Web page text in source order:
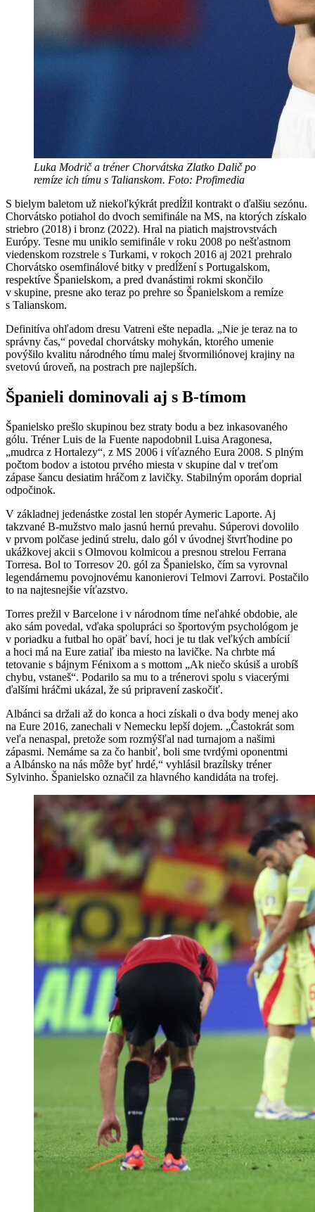
Luka Modrič a tréner Chorvátska Zlatko Dalič po
remíze ich tímu s Talianskom. Foto: Profimedia
S bielym baletom už niekoľkýkrát predĺžil kontrakt o ďalšiu sezónu.
Chorvátsko potiahol do dvoch semifinále na MS, na ktorých získalo
striebro (2018) i bronz (2022). Hral na piatich majstrovstvách
Európy. Tesne mu uniklo semifinále v roku 2008 po nešťastnom
viedenskom rozstrele s Turkami, v rokoch 2016 aj 2021 prehralo
Chorvátsko osemfinálové bitky v predĺžení s Portugalskom,
respektíve Španielskom, a pred dvanástimi rokmi skončilo
v skupine, presne ako teraz po prehre so Španielskom a remíze
s Talianskom.
Definitíva ohľadom dresu Vatreni ešte nepadla. „Nie je teraz na to
správny čas,“ povedal chorvátsky mohykán, ktorého umenie
povýšilo kvalitu národného tímu malej štvormiliónovej krajiny na
svetovú úroveň, na postrach pre najlepších.
Španieli dominovali aj s B-tímom
Španielsko prešlo skupinou bez straty bodu a bez inkasovaného
gólu. Tréner Luis de la Fuente napodobnil Luisa Aragonesa,
„mudrca z Hortalezy“, z MS 2006 i víťazného Eura 2008. S plným
počtom bodov a istotou prvého miesta v skupine dal v treťom
zápase šancu desiatim hráčom z lavičky. Stabilným oporám doprial
odpočinok.
V základnej jedenástke zostal len stopér Aymeric Laporte. Aj
takzvané B-mužstvo malo jasnú hernú prevahu. Súperovi dovolilo
v prvom polčase jedinú strelu, dalo gól v úvodnej štvrťhodine po
ukážkovej akcii s Olmovou kolmicou a presnou strelou Ferrana
Torresa. Bol to Torresov 20. gól za Španielsko, čím sa vyrovnal
legendárnemu povojnovému kanonierovi Telmovi Zarrovi. Postačilo
to na najtesnejšie víťazstvo.
Torres prežil v Barcelone i v národnom tíme neľahké obdobie, ale
ako sám povedal, vďaka spolupráci so športovým psychológom je
v poriadku a futbal ho opäť baví, hoci je tu tlak veľkých ambícií
a hoci má na Eure zatiaľ iba miesto na lavičke. Na chrbte má
tetovanie s bájnym Fénixom a s mottom „Ak niečo skúsiš a urobíš
chybu, vstaneš“. Podarilo sa mu to a trénerovi spolu s viacerými
ďalšími hráčmi ukázal, že sú pripravení zaskočiť.
Albánci sa držali až do konca a hoci získali o dva body menej ako
na Eure 2016, zanechali v Nemecku lepší dojem. „Častokrát som
veľa nenaspal, pretože som rozmýšľal nad turnajom a našimi
zápasmi. Nemáme sa za čo hanbiť, boli sme tvrdými oponentmi
a Albánsko na nás môže byť hrdé,“ vyhlásil brazílsky tréner
Sylvinho. Španielsko označil za hlavného kandidáta na trofej.